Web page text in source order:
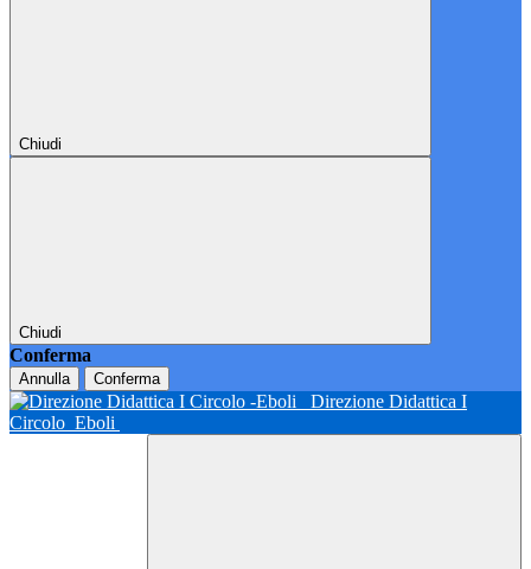
Chiudi
Chiudi
Conferma
Annulla Conferma
Direzione Didattica I
Circolo Eboli